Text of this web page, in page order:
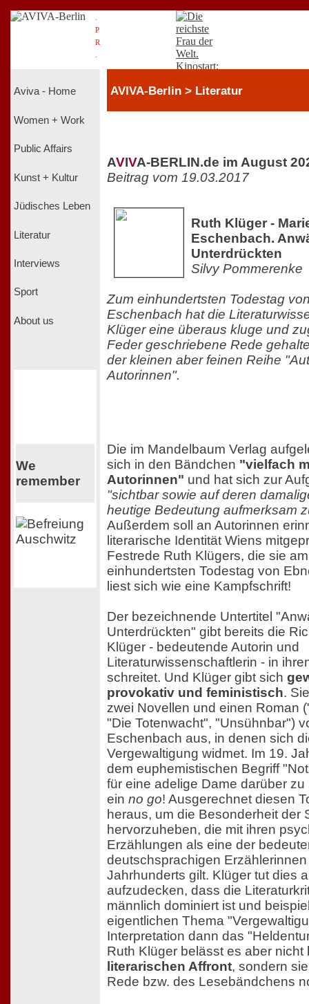
P
R
Aviva - Home
Women + Work
Public Affairs
Kunst + Kultur
Jüdisches Leben
Literatur
Interviews
Sport
About us
We
remember
AVIVA-Berlin > Literatur
AVIVA-BERLIN.de im August
Beitrag vom 19.03.2017
Ruth Klüger -
Eschenbach.
Unterdrückten
Silvy Pommerenke
Zum einhundertsten Todestag
Eschenbach hat die
Klüger eine überaus kluge und
Feder geschriebene Rede
der kleinen aber feinen Reihe
Autorinnen".
Die im Mandelbaum Verlag
sich in den Bändchen "vielfach
Autorinnen" und hat sich zur
"sichtbar sowie auf deren
heutige Bedeutung aufmerksam
Außerdem soll an Autorinnen
literarische Identität Wiens
Festrede Ruth Klügers, die sie
einhundertsten Todestag von
liest sich wie eine Kampfschrift!
Der bezeichnende Untertitel
Unterdrückten" gibt bereits die
Klüger - bedeutende Autorin und
Literaturwissenschaftlerin - in
schreitet. Und Klüger gibt sich
provokativ und feministisch.
zwei Novellen und einen Roman
"Die Totenwacht", "Unsühnbar")
Eschenbach aus, in denen sich
Vergewaltigung widmet. Im 19.
dem euphemistischen Begriff
für eine adelige Dame darüber
ein no go! Ausgerechnet diesen
heraus, um die Besonderheit der
hervorzuheben, die mit ihren
Erzählungen als eine der
deutschsprachigen
Jahrhunderts gilt. Klüger tut dies
aufzudecken, dass die
männlich dominiert ist und
eigentlichen Thema
Interpretation dann das
Ruth Klüger belässt es aber nicht
literarischen Affront, sondern
Rede bzw. des Lesebändchens